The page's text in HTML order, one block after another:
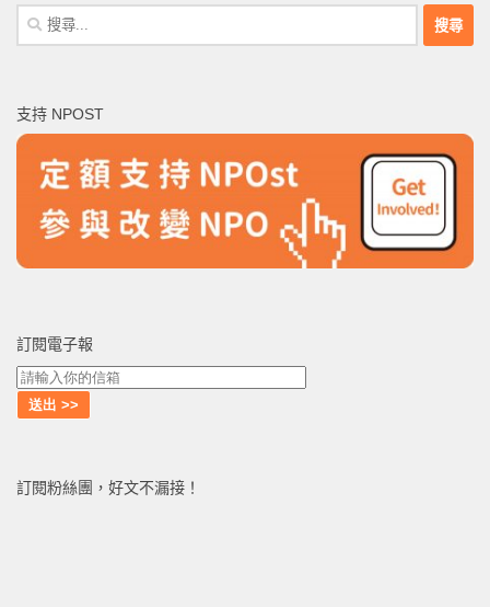
搜
尋
字:
支持 NPOST
訂閱電子報
訂閱粉絲團，好文不漏接！